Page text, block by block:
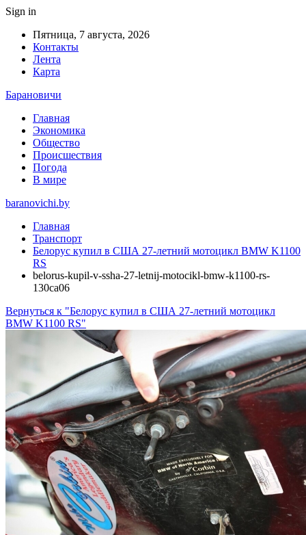
Sign in
Пятница, 7 августа, 2026
Контакты
Лента
Карта
Барановичи
Главная
Экономика
Общество
Происшествия
Погода
В мире
baranovichi.by
Главная
Транспорт
Белорус купил в США 27-летний мотоцикл BMW K1100
RS
belorus-kupil-v-ssha-27-letnij-motocikl-bmw-k1100-rs-
130ca06
Вернуться к "Белорус купил в США 27-летний мотоцикл
BMW K1100 RS"